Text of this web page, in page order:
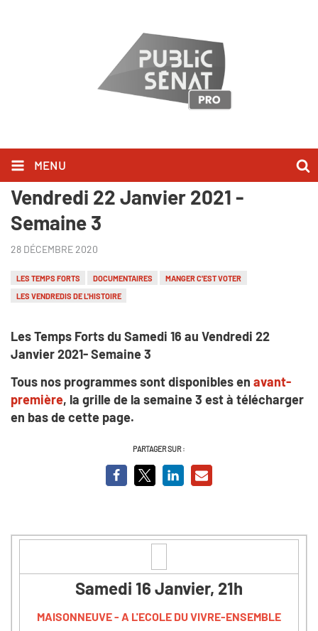
MENU
Les Temps Forts du Samedi 16 au
Vendredi 22 Janvier 2021 -
Semaine 3
28 DÉCEMBRE 2020
LES TEMPS FORTS DOCUMENTAIRES
MANGER C'EST VOTER
LES VENDREDIS DE L'HISTOIRE
Les Temps Forts du Samedi 16 au Vendredi 22
Janvier 2021- Semaine 3
Tous nos programmes sont disponibles en avant-
première, la grille de la semaine 3 est à télécharger
en bas de cette page.
PARTAGER SUR :
Samedi 16 Janvier, 21h
MAISONNEUVE - A L'ECOLE DU VIVRE-ENSEMBLE